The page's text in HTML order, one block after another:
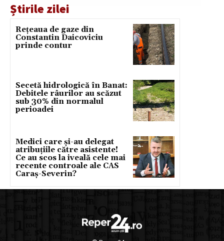
Știrile zilei
Rețeaua de gaze din
Constantin Daicoviciu
prinde contur
Secetă hidrologică în Banat:
Debitele râurilor au scăzut
sub 30% din normalul
perioadei
Medici care și-au delegat
atribuțiile către asistente!
Ce au scos la iveală cele mai
recente controale ale CAS
Caraș-Severin?